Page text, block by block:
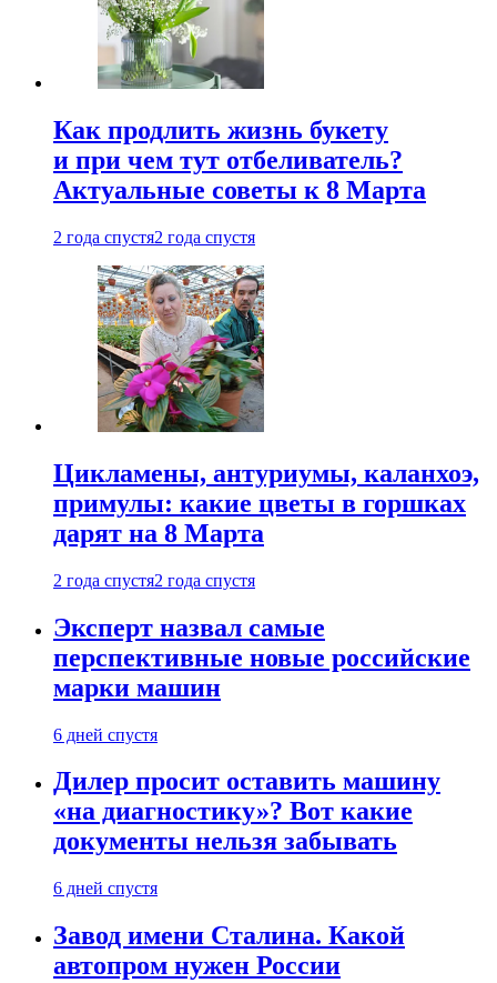
Как продлить жизнь букету
и при чем тут отбеливатель?
Актуальные советы к 8 Марта
2 года спустя2 года спустя
Цикламены, антуриумы, каланхоэ,
примулы: какие цветы в горшках
дарят на 8 Марта
2 года спустя2 года спустя
Эксперт назвал самые
перспективные новые российские
марки машин
6 дней спустя
Дилер просит оставить машину
«на диагностику»? Вот какие
документы нельзя забывать
6 дней спустя
Завод имени Сталина. Какой
автопром нужен России